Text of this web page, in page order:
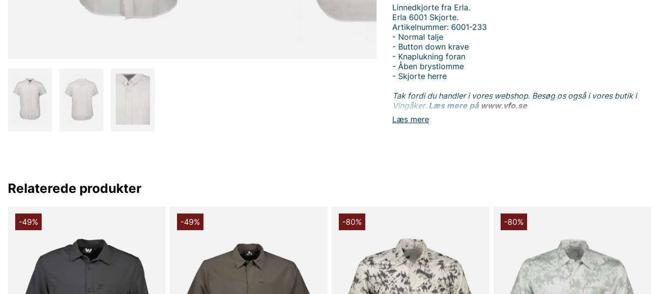
Læs mere
Linnedkjorte fra Erla.
Erla 6001 Skjorte.
Artikelnummer: 6001-233
- Normal talje
- Button down krave
- Knaplukning foran
- Åben brystlomme
- Skjorte herre
Tak fordi du handler i vores webshop. Besøg os også i vores butik i
Vingåker. Læs mere på www.vfo.se
Relaterede produkter
-49% -49% -80% -80%